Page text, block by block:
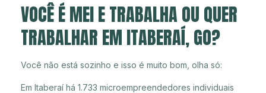
VOCÊ É MEI E TRABALHA OU QUER
TRABALHAR EM ITABERAÍ, GO?
Você não está sozinho e isso é muito bom, olha só:
Em Itaberaí há 1.733 microempreendedores individuais